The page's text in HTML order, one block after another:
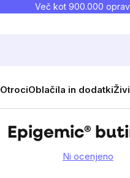
Več kot 900.000
OtrociOblačila in dodatki
Epigemic®
Ni ocenjeno